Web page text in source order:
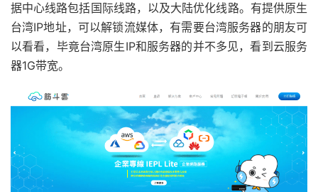
据中心线路包括国际线路，以及大陆优化线路。有提供原生
台湾IP地址，可以解锁流媒体，有需要台湾服务器的朋友可
以看看，毕竟台湾原生IP和服务器的并不多见，看到云服务
器1G带宽。